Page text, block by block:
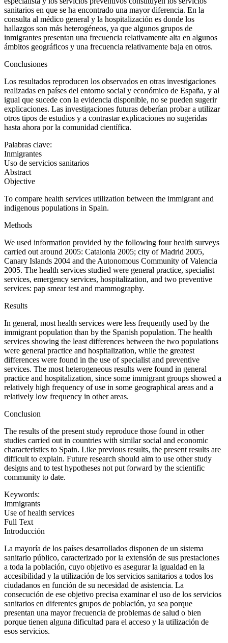
sanitarios en que se ha encontrado una mayor diferencia. En la
consulta al médico general y la hospitalización es donde los
hallazgos son más heterogéneos, ya que algunos grupos de
inmigrantes presentan una frecuencia relativamente alta en algunos
ámbitos geográficos y una frecuencia relativamente baja en otros.
Conclusiones
Los resultados reproducen los observados en otras investigaciones
realizadas en países del entorno social y económico de España, y al
igual que sucede con la evidencia disponible, no se pueden sugerir
explicaciones. Las investigaciones futuras deberían probar a utilizar
otros tipos de estudios y a contrastar explicaciones no sugeridas
hasta ahora por la comunidad científica.
Palabras clave:
Inmigrantes
Uso de servicios sanitarios
Abstract
Objective
To compare health services utilization between the immigrant and
indigenous populations in Spain.
Methods
We used information provided by the following four health surveys
carried out around 2005: Catalonia 2005; city of Madrid 2005,
Canary Islands 2004 and the Autonomous Community of Valencia
2005. The health services studied were general practice, specialist
services, emergency services, hospitalization, and two preventive
services: pap smear test and mammography.
Results
In general, most health services were less frequently used by the
immigrant population than by the Spanish population. The health
services showing the least differences between the two populations
were general practice and hospitalization, while the greatest
differences were found in the use of specialist and preventive
services. The most heterogeneous results were found in general
practice and hospitalization, since some immigrant groups showed a
relatively high frequency of use in some geographical areas and a
relatively low frequency in other areas.
Conclusion
The results of the present study reproduce those found in other
studies carried out in countries with similar social and economic
characteristics to Spain. Like previous results, the present results are
difficult to explain. Future research should aim to use other study
designs and to test hypotheses not put forward by the scientific
community to date.
Keywords:
Immigrants
Use of health services
Full Text
Introducción
La mayoría de los países desarrollados disponen de un sistema
sanitario público, caracterizado por la extensión de sus prestaciones
a toda la población, cuyo objetivo es asegurar la igualdad en la
accesibilidad y la utilización de los servicios sanitarios a todos los
ciudadanos en función de su necesidad de asistencia. La
consecución de ese objetivo precisa examinar el uso de los servicios
sanitarios en diferentes grupos de población, ya sea porque
presentan una mayor frecuencia de problemas de salud o bien
porque tienen alguna dificultad para el acceso y la utilización de
esos servicios.